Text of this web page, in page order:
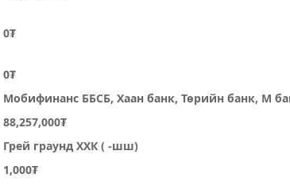
0₮
0₮
Мобифинанс ББСБ, Хаан банк, Төрийн банк, М
88,257,000₮
Грей граунд ХХК ( -шш)
1,000₮